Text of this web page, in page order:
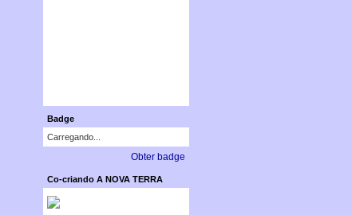
Badge
Carregando...
Obter badge
Co-criando A NOVA TERRA